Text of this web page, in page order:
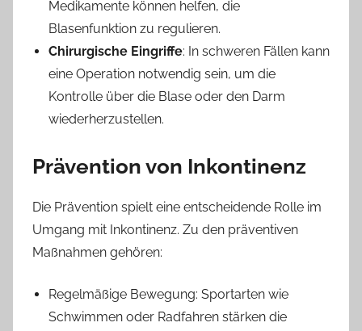
Medikamente können helfen, die
Blasenfunktion zu regulieren.
Chirurgische Eingriffe: In schweren Fällen kann
eine Operation notwendig sein, um die
Kontrolle über die Blase oder den Darm
wiederherzustellen.
Prävention von Inkontinenz
Die Prävention spielt eine entscheidende Rolle im
Umgang mit Inkontinenz. Zu den präventiven
Maßnahmen gehören:
Regelmäßige Bewegung: Sportarten wie
Schwimmen oder Radfahren stärken die